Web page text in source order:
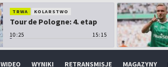
TRWA KOLARSTWO
Tour de Pologne: 4. etap
10:25 15:15
WIDEO WYNIKI RETRANSMISJE MAGAZYNY